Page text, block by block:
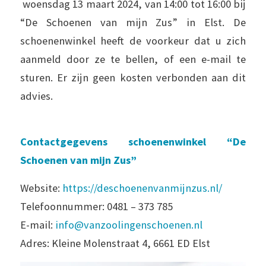
woensdag 13 maart 2024, van 14:00 tot 16:00 bij
“De Schoenen van mijn Zus” in Elst. De
schoenenwinkel heeft de voorkeur dat u zich
aanmeld door ze te bellen, of een e-mail te
sturen. Er zijn geen kosten verbonden aan dit
advies.
Contactgegevens schoenenwinkel “De
Schoenen van mijn Zus”
Website: https://deschoenenvanmijnzus.nl/
Telefoonnummer: 0481 – 373 785
E-mail: info@vanzoolingenschoenen.nl
Adres: Kleine Molenstraat 4, 6661 ED Elst